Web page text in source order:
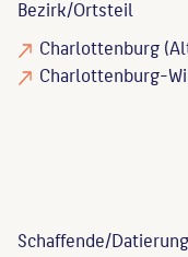
Bezirk/Ortsteil
Charlottenburg
Charlottenburg-
Schaffende/Datierung